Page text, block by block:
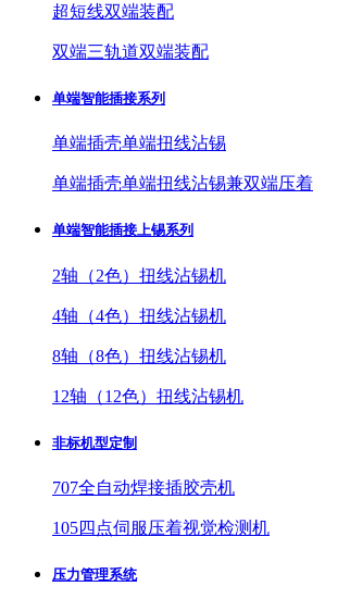
超短线双端装配
双端三轨道双端装配
单端智能插接系列
单端插壳单端扭线沾锡
单端插壳单端扭线沾锡兼双端压着
单端智能插接上锡系列
2轴（2色）扭线沾锡机
4轴（4色）扭线沾锡机
8轴（8色）扭线沾锡机
12轴（12色）扭线沾锡机
非标机型定制
707全自动焊接插胶壳机
105四点伺服压着视觉检测机
压力管理系统